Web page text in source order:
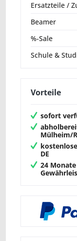
Ersatzteile /
Beamer
%-Sale
Schule &
Vorteile
sofort
Mülheim/
DE
24 Monate